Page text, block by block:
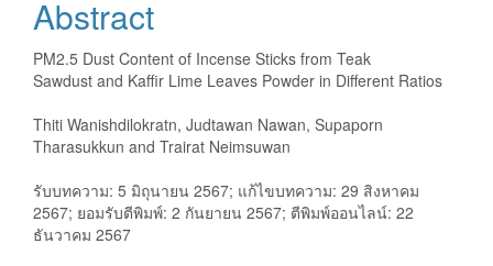
Abstract
PM2.5 Dust Content of Incense Sticks from Teak
Sawdust and Kaffir Lime Leaves Powder in Different Ratios
Thiti Wanishdilokratn, Judtawan Nawan, Supaporn
Tharasukkun and Trairat Neimsuwan
รับบทความ: 5 มิถุนายน 2567; แก้ไขบทความ: 29 สิงหาคม
2567; ยอมรับตีพิมพ์: 2 กันยายน 2567; ตีพิมพ์ออนไลน์: 22
ธันวาคม 2567